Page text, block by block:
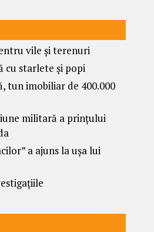
vile și terenuri
cu starlete și popi
tun imobiliar de 400.000
militară a prințului
a ajuns la ușa lui